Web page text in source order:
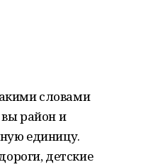
словами
вы район и
единицу.
детские